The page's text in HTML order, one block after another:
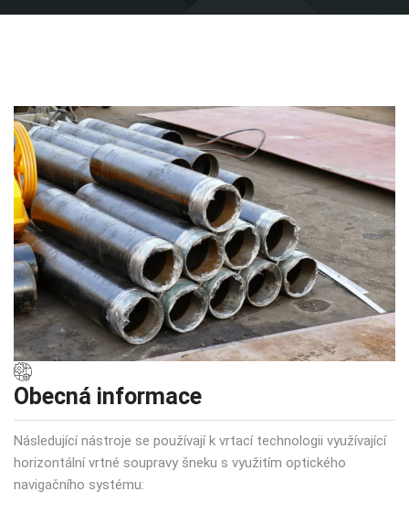
Obecná informace
Následující nástroje se používají k vrtací technologii využívající
horizontální vrtné soupravy šneku s využitím optického
navigačního systému: